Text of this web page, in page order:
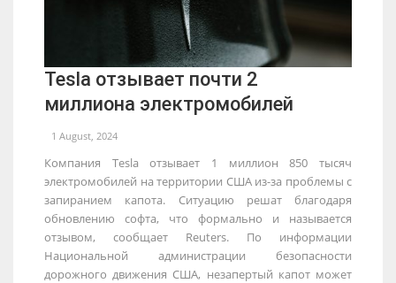
Tesla отзывает почти 2
миллиона электромобилей
1 August, 2024
Компания Tesla отзывает 1 миллион 850 тысяч
электромобилей на территории США из-за проблемы с
запиранием капота. Ситуацию решат благодаря
обновлению софта, что формально и называется
отзывом, сообщает Reuters. По информации
Национальной администрации безопасности
дорожного движения США, незапертый капот может